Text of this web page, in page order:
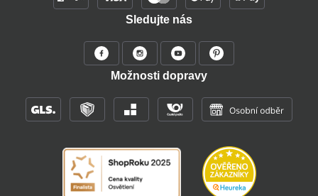
Sledujte nás
Možnosti dopravy